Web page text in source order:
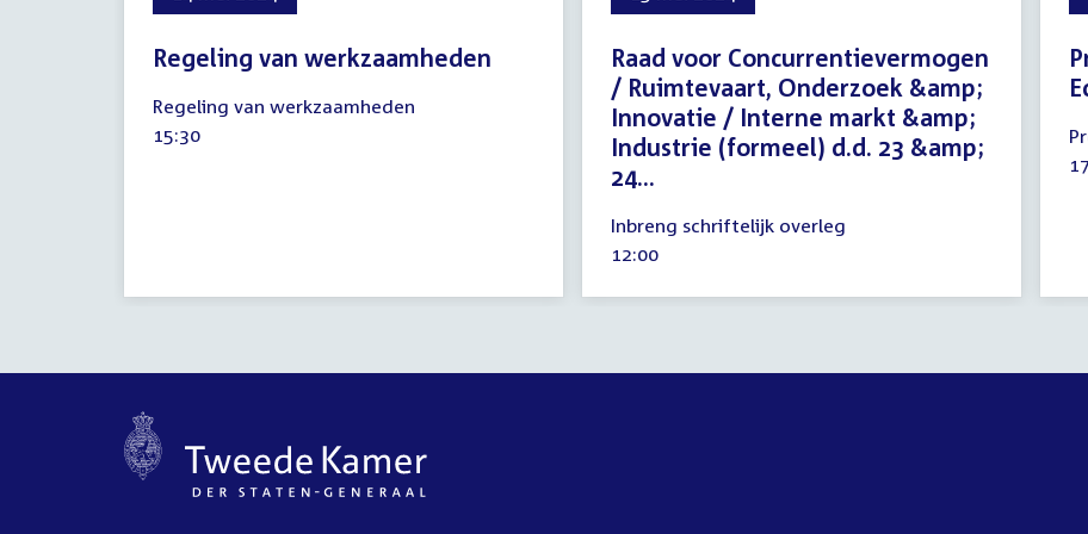
Regeling van werkzaamheden
mei
2024
Regeling van werkzaamheden
Tijd
15:30
Raad voor Concurrentievermogen
/ Ruimtevaart, Onderzoek &amp;
Innovatie / Interne markt &amp;
Industrie (formeel) d.d. 23 &amp;
24...
mei
2024
Inbreng schriftelijk overleg
Tijd
12:00